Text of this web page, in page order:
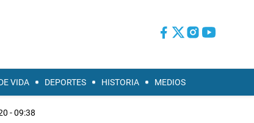
VIDA DEPORTES HISTORIA MEDIOS
- 09:38